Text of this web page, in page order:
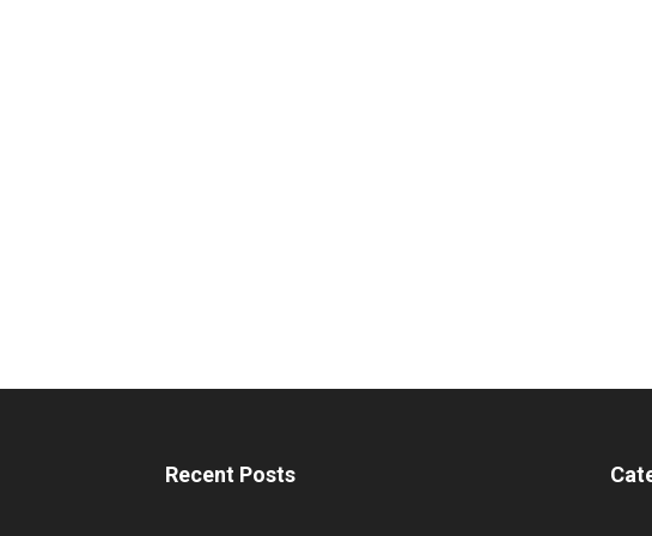
Recent Posts